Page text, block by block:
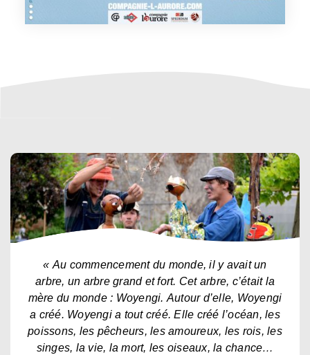
« Au commencement du monde, il y avait un
arbre, un arbre grand et fort. Cet arbre, c’était la
mère du monde : Woyengi. Autour d’elle, Woyengi
a créé. Woyengi a tout créé. Elle créé l’océan, les
poissons, les pêcheurs, les amoureux, les rois, les
singes, la vie, la mort, les oiseaux, la chance…